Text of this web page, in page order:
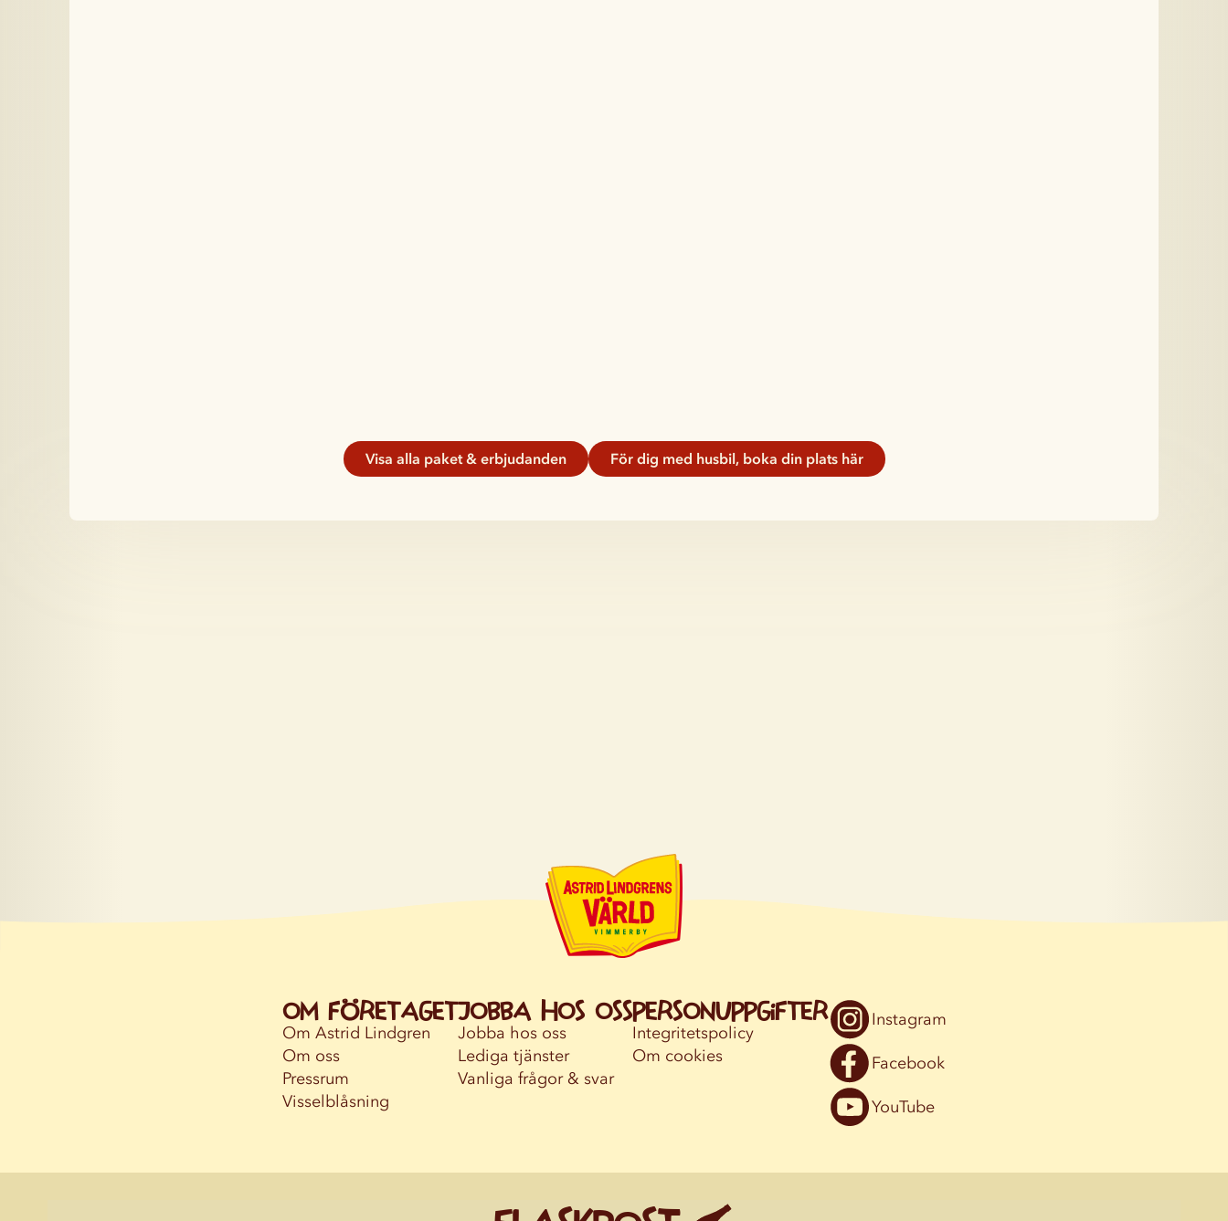
Visa alla paket & erbjudanden För dig med husbil, boka din plats här
Om företaget
Om Astrid Lindgren
Om oss
Pressrum
Visselblåsning
Jobba hos oss
Jobba hos oss
Lediga tjänster
Vanliga frågor & svar
Personuppgifter
Integritetspolicy
Om cookies
Instagram
Facebook
YouTube